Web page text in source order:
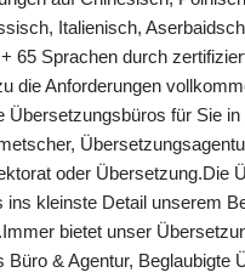
Italienisch,
65 Sprachen durch
die Anforderungen
Übersetzungsbüros für Sie
oder Übersetzung.Die
ins kleinste Detail unserem
.Immer bietet unser
Büro & Agentur, Beglaubigte